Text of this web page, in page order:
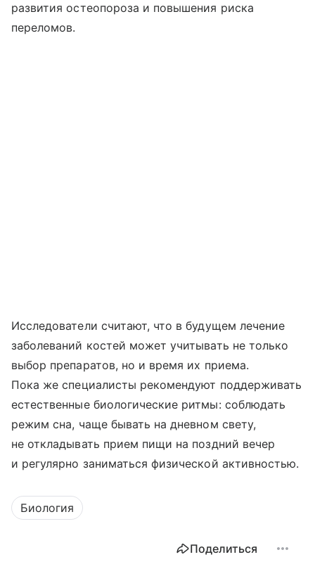
развития остеопороза и повышения риска
переломов.
Исследователи считают, что в будущем лечение
заболеваний костей может учитывать не только
выбор препаратов, но и время их приема.
Пока же специалисты рекомендуют поддерживать
естественные биологические ритмы: соблюдать
режим сна, чаще бывать на дневном свету,
не откладывать прием пищи на поздний вечер
и регулярно заниматься физической активностью.
Биология
Поделиться